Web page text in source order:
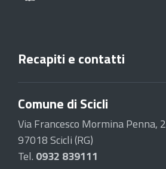
Recapiti e contatti
Comune di Scicli
Via Francesco Mormina Penna, 2
97018 Scicli (RG)
Tel. 0932 839111